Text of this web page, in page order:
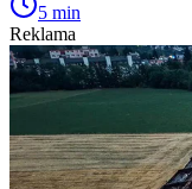
5 min
Reklama